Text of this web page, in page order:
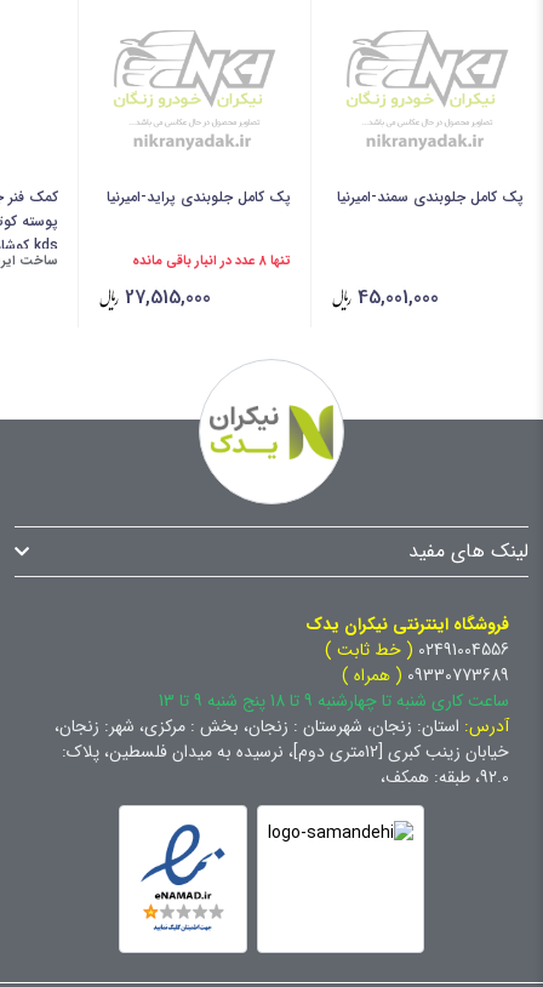
پک کامل جلوبندی سمند-امیرنیا
45,001,000
پک کامل جلوبندی پراید-امیرنیا
تنها 8 عدد در انبار باقی مانده
27,515,000
کمک فنر
پوسته
kds کوشاوران
ساخت
لینک های مفید
فروشگاه اینترنتی نیکران یدک
02491004556 ( خط ثابت )
09330773689 ( همراه )
ساعت کاری شنبه تا چهارشنبه 9 تا 18 پنج شنبه 9 تا 13
آدرس: استان: زنجان، شهرستان : زنجان، بخش : مرکزی، شهر: زنجان،
خیابان زینب کبری [12متری دوم]، نرسیده به میدان فلسطین، پلاک:
92.0، طبقه: همکف،